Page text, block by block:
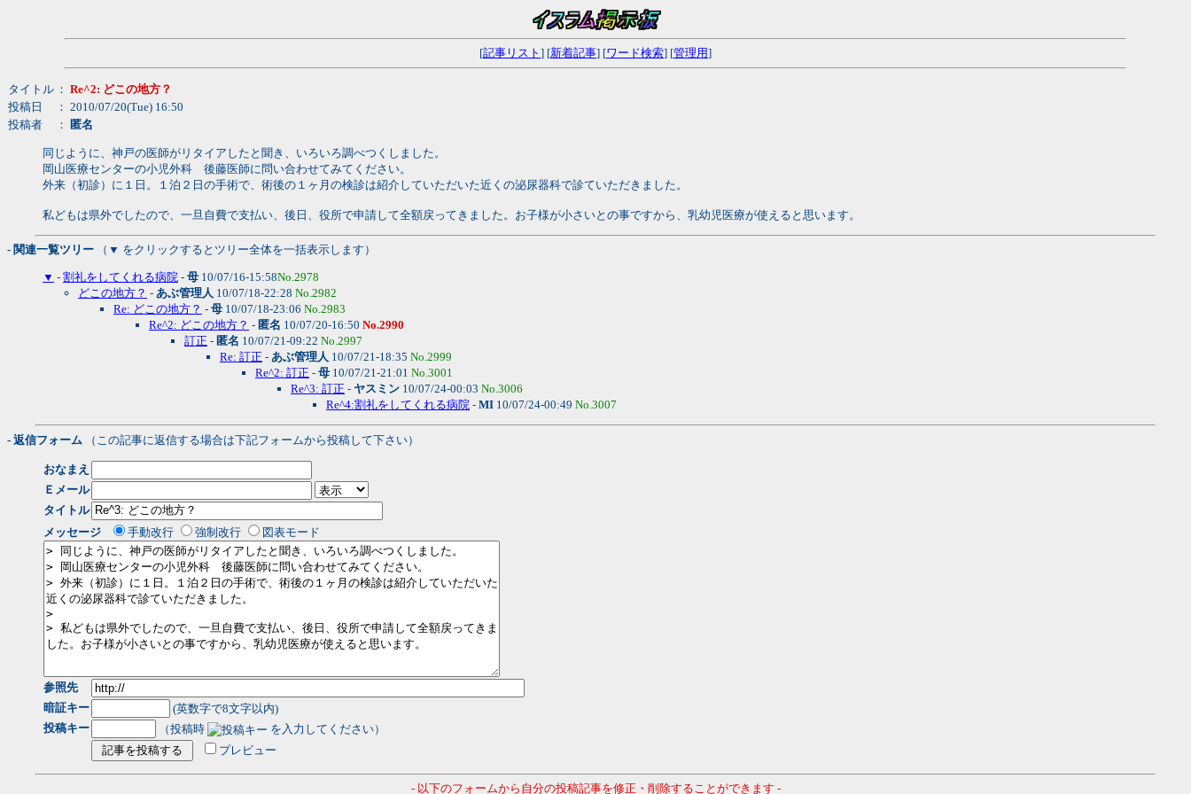
[記事リスト ] [新着記事] [ワード検索] [管理用]
タイトル ： Re^2: どこの地方？
投稿日
： 2010/07/20(Tue) 16:50
投稿者
： 匿名
同じように、神戸の医師がリタイアしたと聞き、いろいろ調べつくしました。
岡山医療センターの小児外科 後藤医師に問い合わせてみてください。
外来（初診）に１日。１泊２日の手術で、術後の１ヶ月の検診は紹介していただいた近くの泌尿器科で診ていただきました。
私どもは県外でしたので、一旦自費で支払い、後日、役所で申請して全額戻ってきました。お子様が小さいとの事ですから、乳幼児医療が使えると思います。
- 関連一覧ツリー （▼ をクリックするとツリー全体を一括表示します）
▼ - 割礼をしてくれる病院 - 母 10/07/16-15:58No.2978
どこの地方？ - あぶ管理人 10/07/18-22:28 No.2982
Re: どこの地方？ - 母 10/07/18-23:06 No.2983
Re^2: どこの地方？ - 匿名 10/07/20-16:50 No.2990
訂正 - 匿名 10/07/21-09:22 No.2997
Re: 訂正 - あぶ管理人 10/07/21-18:35 No.2999
Re^2: 訂正 - 母 10/07/21-21:01 No.3001
Re^3: 訂正 - ヤスミン 10/07/24-00:03 No.3006
Re^4:割礼をしてくれる病院 - MI 10/07/24-00:49 No.3007
- 返信フォーム （この記事に返信する場合は下記フォームから投稿して下さい）
おなまえ
Ｅメール
タイトル
メッセージ
手動改行 強制改行 図表モード
参照先
暗証キー
(英数字で8文字以内)
投稿キー
（投稿時
を入力してください）
プレビュー
- 以下のフォームから自分の投稿記事を修正・削除することができます -